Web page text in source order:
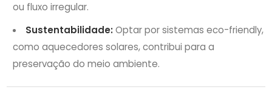
ou fluxo irregular.
Sustentabilidade:Optar por sistemas eco-friendly,
como aquecedores solares, contribui para a
preservação do meio ambiente.